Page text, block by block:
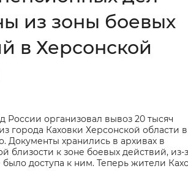
Интервал между буквами
Инверсивный
Синий фон
из зоны боевых
в Херсонской
России организовал вывоз 20 тысяч
города Каховки Херсонской области в
Документы хранились в архивах в
близости к зоне боевых действий, из-
доступа к ним. Теперь жители